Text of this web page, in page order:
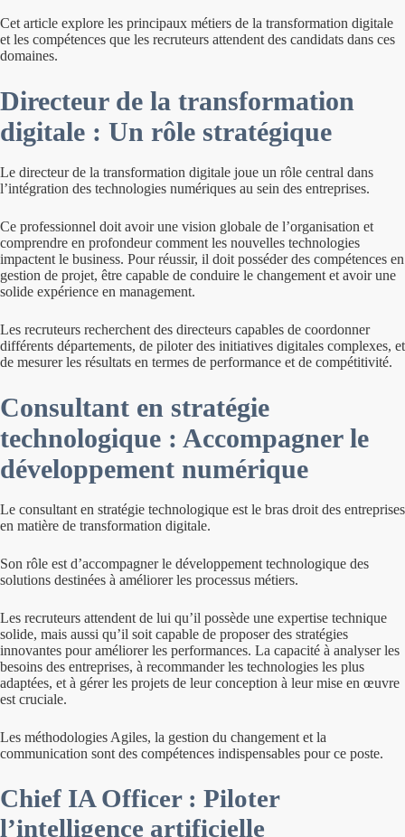
Cet article explore les principaux métiers de la transformation digitale
et les compétences que les recruteurs attendent des candidats dans ces
domaines.
Directeur de la transformation
digitale : Un rôle stratégique
Le directeur de la transformation digitale joue un rôle central dans
l’intégration des technologies numériques au sein des entreprises.
Ce professionnel doit avoir une vision globale de l’organisation et
comprendre en profondeur comment les nouvelles technologies
impactent le business. Pour réussir, il doit posséder des compétences en
gestion de projet, être capable de conduire le changement et avoir une
solide expérience en management.
Les recruteurs recherchent des directeurs capables de coordonner
différents départements, de piloter des initiatives digitales complexes, et
de mesurer les résultats en termes de performance et de compétitivité.
Consultant en stratégie
technologique : Accompagner le
développement numérique
Le consultant en stratégie technologique est le bras droit des entreprises
en matière de transformation digitale.
Son rôle est d’accompagner le développement technologique des
solutions destinées à améliorer les processus métiers.
Les recruteurs attendent de lui qu’il possède une expertise technique
solide, mais aussi qu’il soit capable de proposer des stratégies
innovantes pour améliorer les performances. La capacité à analyser les
besoins des entreprises, à recommander les technologies les plus
adaptées, et à gérer les projets de leur conception à leur mise en œuvre
est cruciale.
Les méthodologies Agiles, la gestion du changement et la
communication sont des compétences indispensables pour ce poste.
Chief IA Officer : Piloter
l’intelligence artificielle